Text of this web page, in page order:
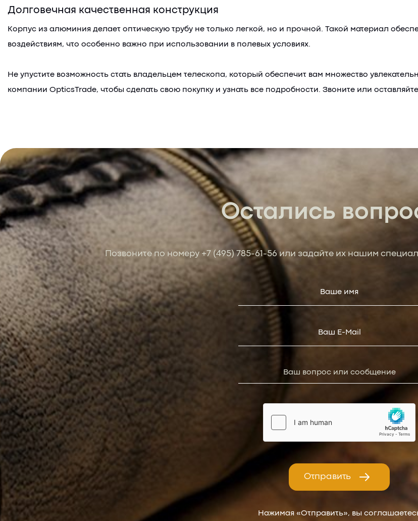
Долговечная качественная конструкция
Корпус из алюминия делает оптическую трубу не только легкой, но и прочной. Такой материал
воздействиям, что особенно важно при использовании в полевых условиях.
Не упустите возможность стать владельцем телескопа, который обеспечит вам множество
компании OpticsTrade, чтобы сделать свою покупку и узнать все подробности. Звоните или
Остались
Позвоните по номеру +7 (495) 785-61-56или задайте их нашим
Отправить
Нажимая «Отправить», вы